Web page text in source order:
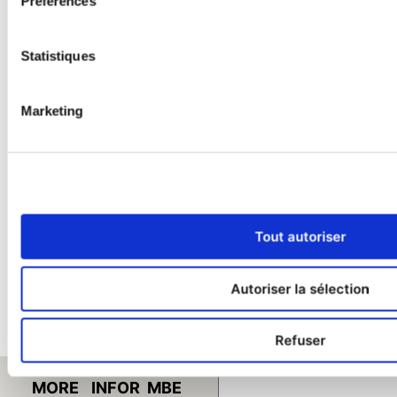
Statistiques
Marketing
Tout autoriser
Autoriser la sélection
Refuser
l’entrepreneuriat avec MBE
About the author
MORE
INFOR MBE